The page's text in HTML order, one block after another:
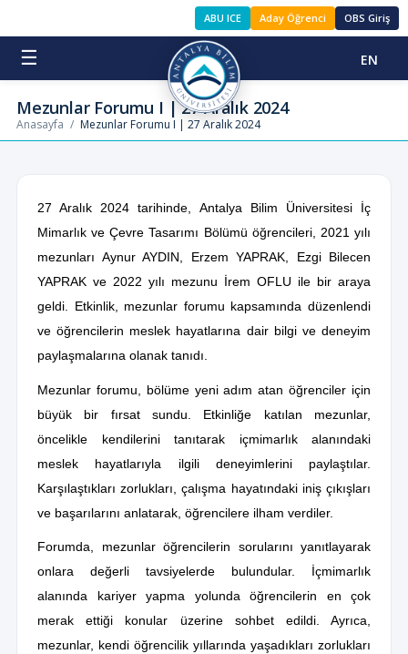
ABU ICE Aday Öğrenci OBS Giriş
☰ EN
Mezunlar Forumu I | 27 Aralık 2024
Anasayfa / Mezunlar Forumu I | 27 Aralık 2024
27 Aralık 2024 tarihinde, Antalya Bilim Üniversitesi İç
Mimarlık ve Çevre Tasarımı Bölümü öğrencileri, 2021 yılı
mezunları Aynur AYDIN, Erzem YAPRAK, Ezgi Bilecen
YAPRAK ve 2022 yılı mezunu İrem OFLU ile bir araya
geldi. Etkinlik, mezunlar forumu kapsamında düzenlendi
ve öğrencilerin meslek hayatlarına dair bilgi ve deneyim
paylaşmalarına olanak tanıdı.
Mezunlar forumu, bölüme yeni adım atan öğrenciler için
büyük bir fırsat sundu. Etkinliğe katılan mezunlar,
öncelikle kendilerini tanıtarak içmimarlık alanındaki
meslek hayatlarıyla ilgili deneyimlerini paylaştılar.
Karşılaştıkları zorlukları, çalışma hayatındaki iniş çıkışları
ve başarılarını anlatarak, öğrencilere ilham verdiler.
Forumda, mezunlar öğrencilerin sorularını yanıtlayarak
onlara değerli tavsiyelerde bulundular. İçmimarlık
alanında kariyer yapma yolunda öğrencilerin en çok
merak ettiği konular üzerine sohbet edildi. Ayrıca,
mezunlar, kendi öğrencilik yıllarında yaşadıkları zorlukları